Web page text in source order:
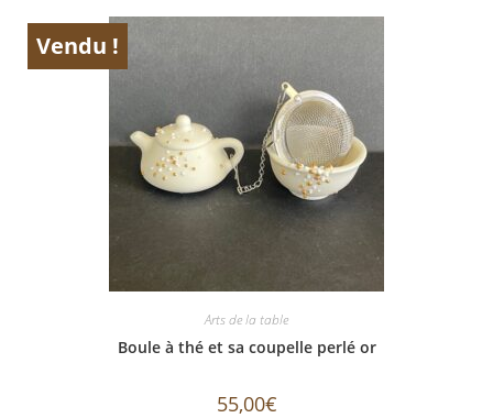
Vendu !
ÉPUISÉ
Arts de la table
Boule à thé et sa coupelle perlé or
55,00€